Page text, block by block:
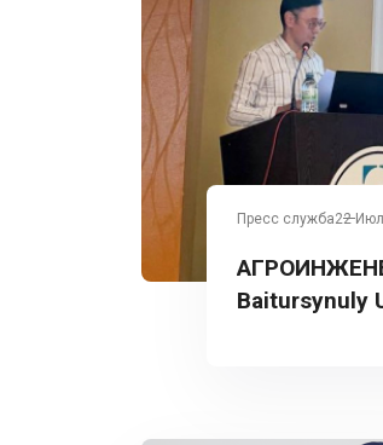
Пресс служба22
Baitursynuly